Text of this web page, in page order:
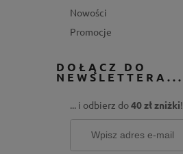
Nowości
Promocje
DOŁĄCZ DO
NEWSLETTERA...
... i odbierz do40 zł zniżki!